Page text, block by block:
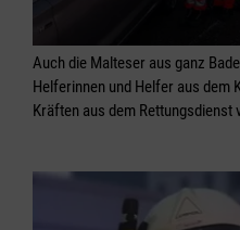
Auch die Malteser aus ganz
Helferinnen und Helfer aus
Kräften aus dem